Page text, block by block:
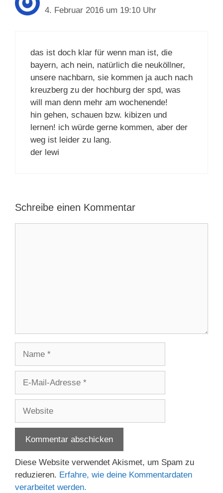
4. Februar 2016 um 19:10 Uhr
das ist doch klar für wenn man ist, die
bayern, ach nein, natürlich die neuköllner,
unsere nachbarn, sie kommen ja auch nach
kreuzberg zu der hochburg der spd, was
will man denn mehr am wochenende!
hin gehen, schauen bzw. kibizen und
lernen! ich würde gerne kommen, aber der
weg ist leider zu lang.
der lewi
Schreibe einen Kommentar
Adresse
Diese Website verwendet Akismet, um Spam zu
reduzieren. Erfahre, wie deine Kommentardaten
verarbeitet werden.